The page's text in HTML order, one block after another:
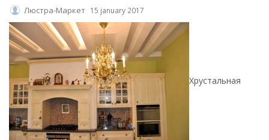
Люстра-Маркет 15 january 2017
Хрустальная